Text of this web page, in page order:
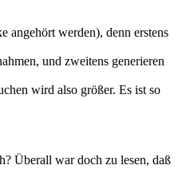
angehört werden), denn erstens
und zweitens generieren
wird also größer. Es ist so
Überall war doch zu lesen, daß